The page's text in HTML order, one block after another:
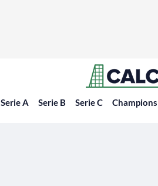
Serie A Serie B Serie C Champions